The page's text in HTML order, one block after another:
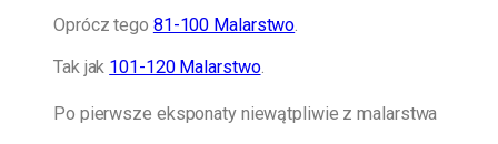
Oprócz tego 81-100 Malarstwo.
Tak jak 101-120 Malarstwo.
Po pierwsze eksponaty niewątpliwie z malarstwa